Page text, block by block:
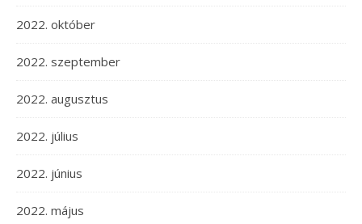
2022. október
2022. szeptember
2022. augusztus
2022. július
2022. június
2022. május